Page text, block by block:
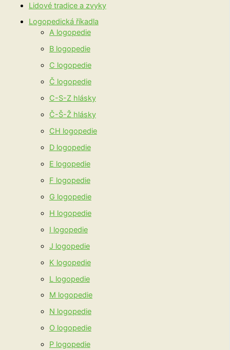
Lidové tradice a zvyky
Logopedická říkadla
A logopedie
B logopedie
C logopedie
Č logopedie
C-S-Z hlásky
Č-Š-Ž hlásky
CH logopedie
D logopedie
E logopedie
F logopedie
G logopedie
H logopedie
I logopedie
J logopedie
K logopedie
L logopedie
M logopedie
N logopedie
O logopedie
P logopedie